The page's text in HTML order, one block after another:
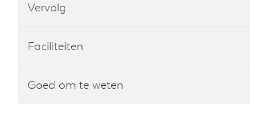
Vervolg
Faciliteiten
Goed om te weten